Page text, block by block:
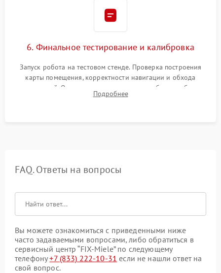
6. Финальное тестирование и калибровка
Запуск робота на тестовом стенде. Проверка построения
карты помещения, корректности навигации и обхода
препятствий. Оценка силы всасывания и работы турбины.
Тестирование автоматического возврата на док-станцию и
Подробнее
FAQ. Ответы на вопросы
Вы можете ознакомиться с приведенными ниже
часто задаваемыми вопросами, либо обратиться в
сервисный центр “FIX-Miele” по следующему
телефону+7 (833) 222-10-31 если не нашли ответ на
свой вопрос.